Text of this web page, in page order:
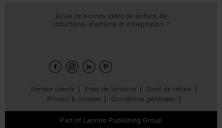
Service clients Frais de livraison
Droit de retour
Privacy & cookies
Conditions générales
Envie de bonnes idées de lecture, de
réductions, d’actions et d’inspiration ?
Part of Lannoo Publishing Group